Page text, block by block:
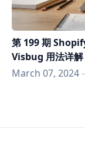
第 199 期
Visbug 用法详解
March 07, 2024